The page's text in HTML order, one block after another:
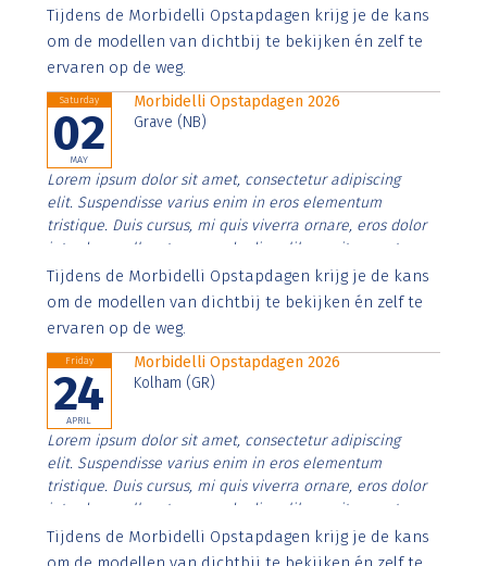
Aenean faucibus nibh et justo cursus id rutrum lorem
imperdiet. Nunc ut sem vitae risus tristique posuere.
Tijdens de Morbidelli Opstapdagen krijg je de kans
om de modellen van dichtbij te bekijken én zelf te
ervaren op de weg.
Saturday
02
MAY
Morbidelli Opstapdagen 2026
Grave (NB)
Lorem ipsum dolor sit amet, consectetur adipiscing
elit. Suspendisse varius enim in eros elementum
tristique. Duis cursus, mi quis viverra ornare, eros dolor
interdum nulla, ut commodo diam libero vitae erat.
Aenean faucibus nibh et justo cursus id rutrum lorem
imperdiet. Nunc ut sem vitae risus tristique posuere.
Tijdens de Morbidelli Opstapdagen krijg je de kans
om de modellen van dichtbij te bekijken én zelf te
ervaren op de weg.
Friday
24
APRIL
Morbidelli Opstapdagen 2026
Kolham (GR)
Lorem ipsum dolor sit amet, consectetur adipiscing
elit. Suspendisse varius enim in eros elementum
tristique. Duis cursus, mi quis viverra ornare, eros dolor
interdum nulla, ut commodo diam libero vitae erat.
Aenean faucibus nibh et justo cursus id rutrum lorem
imperdiet. Nunc ut sem vitae risus tristique posuere.
Tijdens de Morbidelli Opstapdagen krijg je de kans